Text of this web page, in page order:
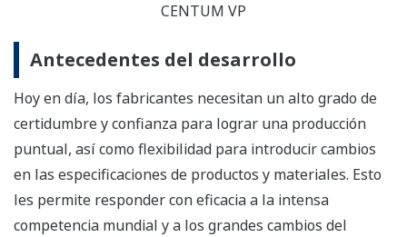
CENTUM VP
Antecedentes del desarrollo
Hoy en día, los fabricantes necesitan un alto grado de
certidumbre y confianza para lograr una producción
puntual, así como flexibilidad para introducir cambios
en las especificaciones de productos y materiales. Esto
les permite responder con eficacia a la intensa
competencia mundial y a los grandes cambios del